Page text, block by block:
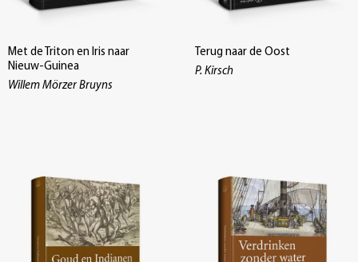
Met de Triton en Iris naar
Nieuw-Guinea
Willem Mörzer Bruyns
Terug naar de Oost
P. Kirsch